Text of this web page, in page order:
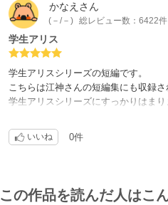
かなえ さん
(－/－) 総レビュー数：6422件
学生アリス
学生アリスシリーズの短編です。
こちらは江神さんの短編集にも収録
学生アリスシリーズにすっかりはまり
いいね 0件
この作品を読んだ人はこ